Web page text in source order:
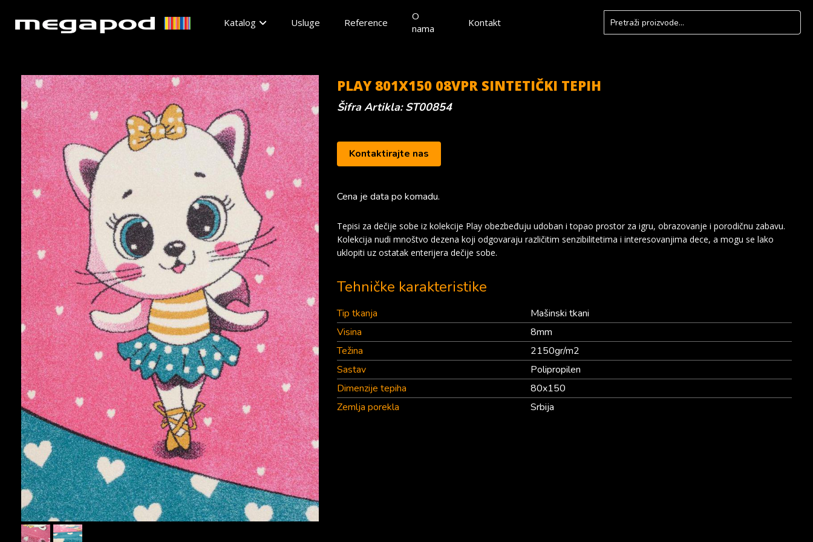
Katalog Usluge Reference
O
nama
Kontakt
PLAY 801X150 08VPR SINTETIČKI TEPIH
Šifra Artikla: ST00854
Kontaktirajte nas
Cena je data po komadu.
Tepisi za dečije sobe iz kolekcije Play obezbeđuju udoban i topao prostor za igru, obrazovanje i porodičnu zabavu.
Kolekcija nudi mnoštvo dezena koji odgovaraju različitim senzibilitetima i interesovanjima dece, a mogu se lako
uklopiti uz ostatak enterijera dečije sobe.
Tehničke karakteristike
Tip tkanja
Mašinski tkani
Visina
8mm
Težina
2150gr/m2
Sastav
Polipropilen
Dimenzije tepiha
80x150
Zemlja porekla
Srbija